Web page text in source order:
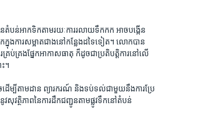
បន់​អាកទិក​តាម​រយៈ​ការ​រលាយ​ទឹកកក​ អាច​បង្កើន​
ង​ការ​សម្អាត​ជាង​នៅ​កន្លែង​ដទៃ​ទៀត។ លោក​បាន​
រប់គ្រង​ផ្នែក​អាកាសធាតុ​ ក៏ដូចជា​ប្រតិបត្តិការ​នៅ​លើ​
។​
ម្បី​តាមដាន ព្យារករណ៍ និង​ទប់​ទល់​ជាមួយ​នឹង​ការប្រែ
សុវត្ថិភាព​នៃ​ការ​ដឹក​ជញ្ជូន​តាមផ្លូវ​ទឹក​នៅ​តំបន់​